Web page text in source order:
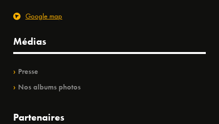
Google map
Médias
Presse
Nos albums photos
Partenaires